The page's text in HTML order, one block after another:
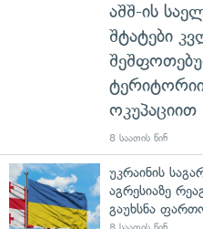
აშშ-ის
შტატები
ოკუპაციით
8 საათის წინ
უკრაინის
აგრესიაზე
გაუხსნა